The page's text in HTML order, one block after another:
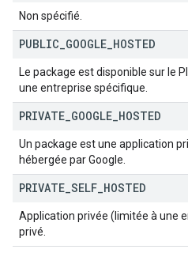
Non spécifié.
PUBLIC GOOGLE HOSTED
Le package est disponible sur le
une entreprise spécifique.
PRIVATE GOOGLE HOSTED
Un package est une application
hébergée par Google.
PRIVATE SELF HOSTED
Application privée (limitée à une
privé.